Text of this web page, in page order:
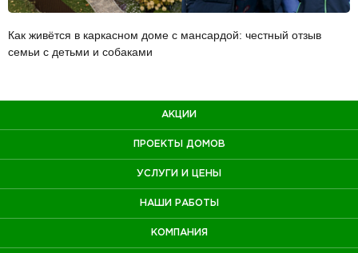
Как живётся в каркасном доме с мансардой: честный отзыв
семьи с детьми и собаками
АКЦИИ
ПРОЕКТЫ ДОМОВ
УСЛУГИ И ЦЕНЫ
НАШИ РАБОТЫ
КОМПАНИЯ